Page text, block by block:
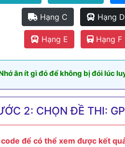
Hạng C Hạng D
Hạng E Hạng F
ăn ít gì đó để không bị đói lúc
2: CHỌN ĐỀ THI:
code để có thể xem được kết